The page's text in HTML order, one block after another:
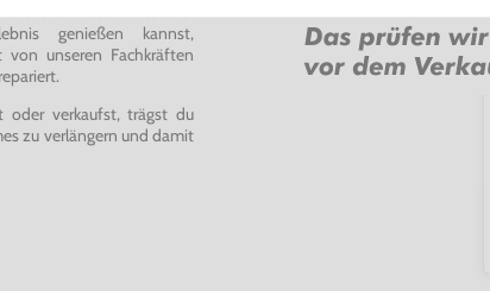
und neue Entdecker
genießen kannst,
unseren Fachkräften
oder verkaufst, trägst du
zu verlängern und damit